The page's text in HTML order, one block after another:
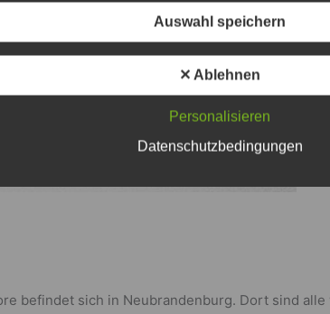
befindet sich in Neubrandenburg. Dort sind
Auswahl speichern
✕ Ablehnen
Personalisieren
Datenschutzbedingungen